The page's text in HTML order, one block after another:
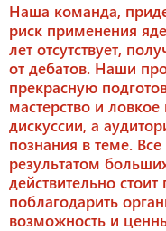
Наша команда,
риск применения
лет отсутствует,
от дебатов. Наши
прекрасную
мастерство и
дискуссии, а
познания в теме.
результатом
действительно стоит
поблагодарить
возможность и